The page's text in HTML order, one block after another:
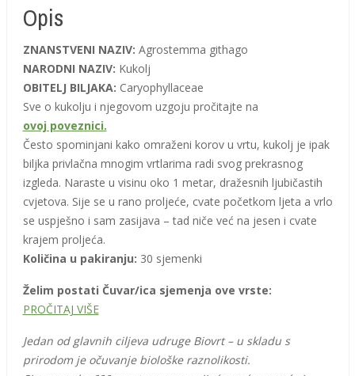
Opis
ZNANSTVENI NAZIV: Agrostemma githago
NARODNI NAZIV: Kukolj
OBITELJ BILJAKA: Caryophyllaceae
Sve o kukolju i njegovom uzgoju pročitajte na
ovoj poveznici.
Često spominjani kako omraženi korov u vrtu, kukolj je ipak
biljka privlačna mnogim vrtlarima radi svog prekrasnog
izgleda. Naraste u visinu oko 1 metar, dražesnih ljubičastih
cvjetova. Sije se u rano proljeće, cvate početkom ljeta a vrlo
se uspješno i sam zasijava – tad niče već na jesen i cvate
krajem proljeća.
Količina u pakiranju: 30 sjemenki
Želim postati Čuvar/ica sjemenja ove vrste:
PROČITAJ VIŠE
Jedan od glavnih ciljeva udruge Biovrt – u skladu s
prirodom je očuvanje biološke raznolikosti.